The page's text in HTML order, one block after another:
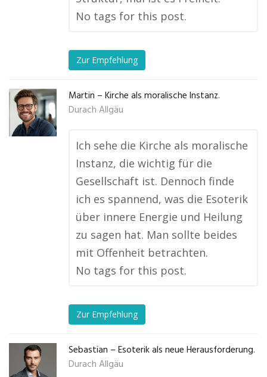
No tags for this post.
Zur Empfehlung
Martin – Kirche als moralische Instanz.
Durach Allgäu
Ich sehe die Kirche als moralische
Instanz, die wichtig für die
Gesellschaft ist. Dennoch finde
ich es spannend, was die Esoterik
über innere Energie und Heilung
zu sagen hat. Man sollte beides
mit Offenheit betrachten.
No tags for this post.
Zur Empfehlung
Sebastian – Esoterik als neue Herausforderung.
Durach Allgäu